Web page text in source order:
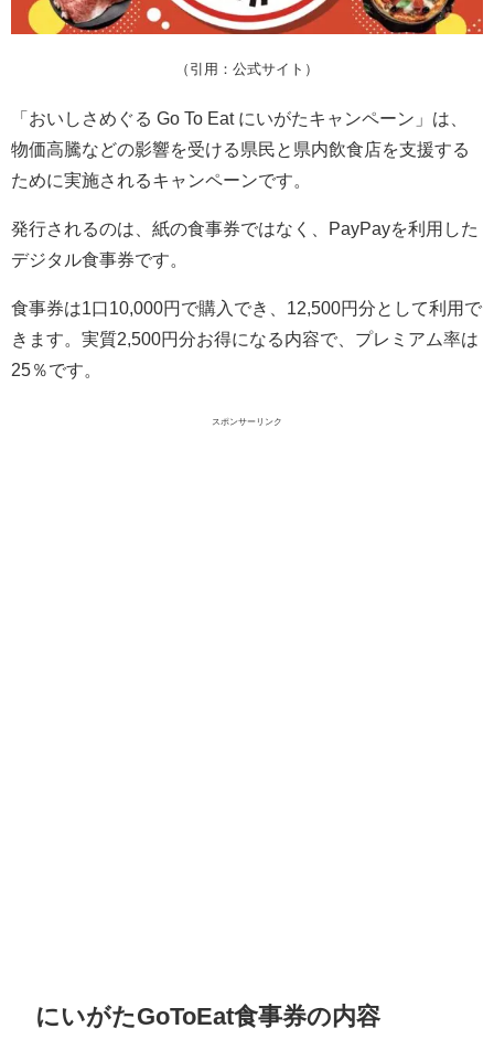
（引用：公式サイト）
「おいしさめぐる Go To Eat にいがたキャンペーン」は、
物価高騰などの影響を受ける県民と県内飲食店を支援する
ために実施されるキャンペーンです。
発行されるのは、紙の食事券ではなく、PayPayを利用した
デジタル食事券です。
食事券は1口10,000円で購入でき、12,500円分として利用で
きます。実質2,500円分お得になる内容で、プレミアム率は
25％です。
スポンサーリンク
にいがたGoToEat食事券の内容